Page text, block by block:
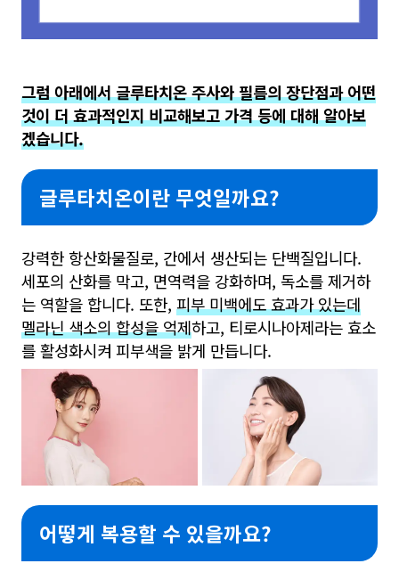
그럼 아래에서 글루타치온 주사와 필름의 장단점과 어떤
것이 더 효과적인지 비교해보고 가격 등에 대해 알아보
겠습니다.
글루타치온이란 무엇일까요?
강력한 항산화물질로, 간에서 생산되는 단백질입니다.
세포의 산화를 막고, 면역력을 강화하며, 독소를 제거하
는 역할을 합니다. 또한, 피부 미백에도 효과가 있는데
멜라닌 색소의 합성을 억제하고, 티로시나아제라는 효소
를 활성화시켜 피부색을 밝게 만듭니다.
어떻게 복용할 수 있을까요?